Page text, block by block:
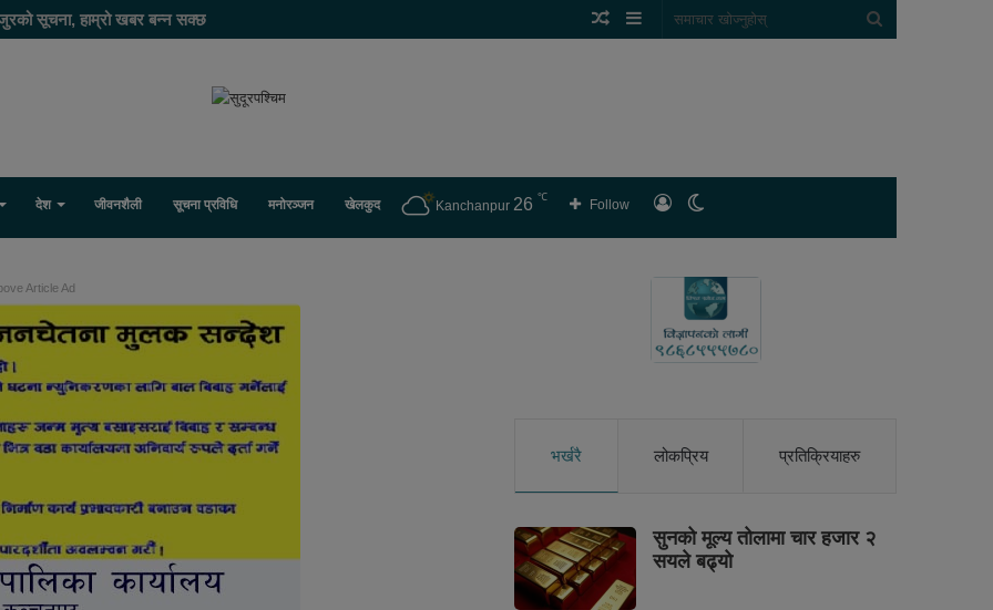
सूचना, हाम्रो खबर बन्न सक्छ Sidebar
Random
देश जीवनशैली सूचना प्रविधि मनोरञ्जन खेलकुद लगइन
Follow
Kanchanpur 26 ℃
Article Ad
भर्खरै लोकप्रिय प्रतिक्रियाहरु
सुनको मूल्य तोलामा चार हजार २
सयले बढ्यो